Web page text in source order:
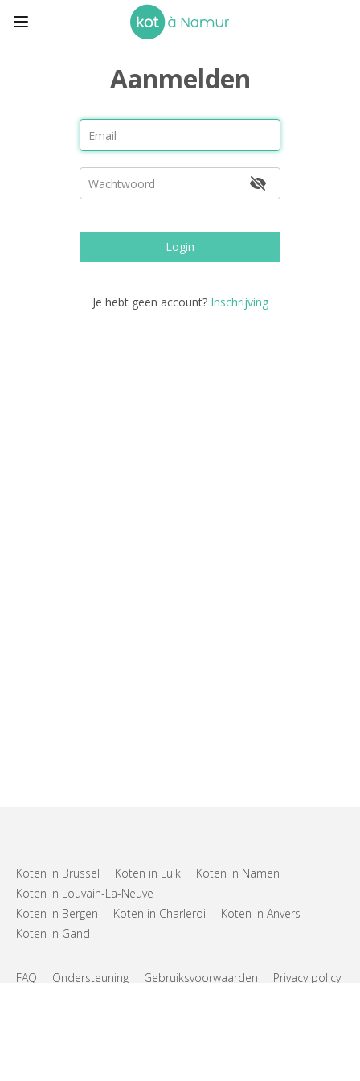
Aanmelden
Login
Je hebt geen account? Inschrijving
Koten in Brussel Koten in Luik
Koten in Namen
Koten in Louvain-La-Neuve
Koten in Bergen
Koten in Charleroi
Koten in Anvers
Koten in Gand
FAQ Ondersteuning Gebruiksvoorwaarden Privacy policy